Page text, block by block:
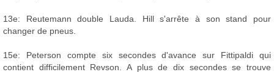
13e: Reutemann double Lauda. Hill s'arrête à son stand pour
changer de pneus.
15e: Peterson compte six secondes d'avance sur Fittipaldi qui
contient difficilement Revson. A plus de dix secondes se trouve